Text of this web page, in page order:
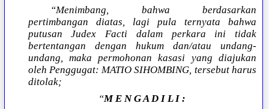
“Menimbang, bahwa berdasarkan
pertimbangan diatas, lagi pula ternyata bahwa
putusan Judex Facti dalam perkara ini tidak
bertentangan dengan hukum dan/atau undang-
undang, maka permohonan kasasi yang diajukan
oleh Penggugat: MATIO SIHOMBING, tersebut harus
ditolak;
“M E N G A D I L I :